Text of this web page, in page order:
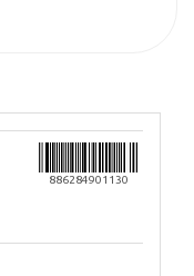
886284901130